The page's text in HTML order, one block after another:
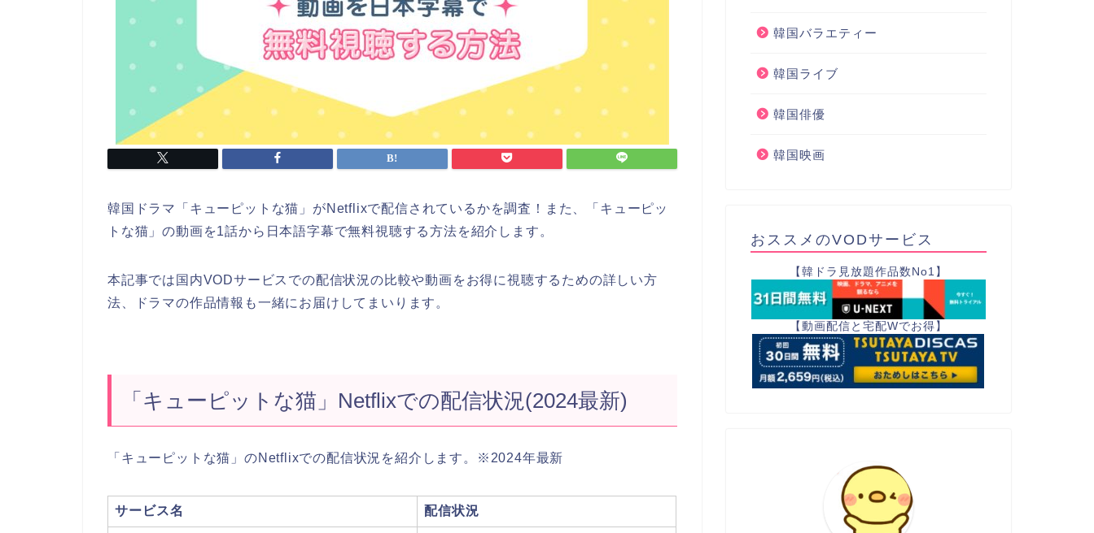
韓国ドラマ「キューピットな猫」がNetflixで配信されているかを調査！また、「キューピッ
トな猫」の動画を1話から日本語字幕で無料視聴する方法を紹介します。
本記事では国内VODサービスでの配信状況の比較や動画をお得に視聴するための詳しい方
法、ドラマの作品情報も一緒にお届けしてまいります。
「キューピットな猫」Netflixでの配信状況(2024最新)
「キューピットな猫」のNetflixでの配信状況を紹介します。※2024年最新
サービス名 配信状況
韓国バラエティー
韓国ライブ
韓国俳優
韓国映画
おススメのVODサービス
【韓ドラ見放題作品数No1】
【動画配信と宅配Wでお得】